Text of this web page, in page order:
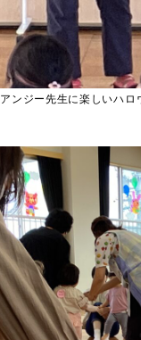
アンジー先生に楽しいハ